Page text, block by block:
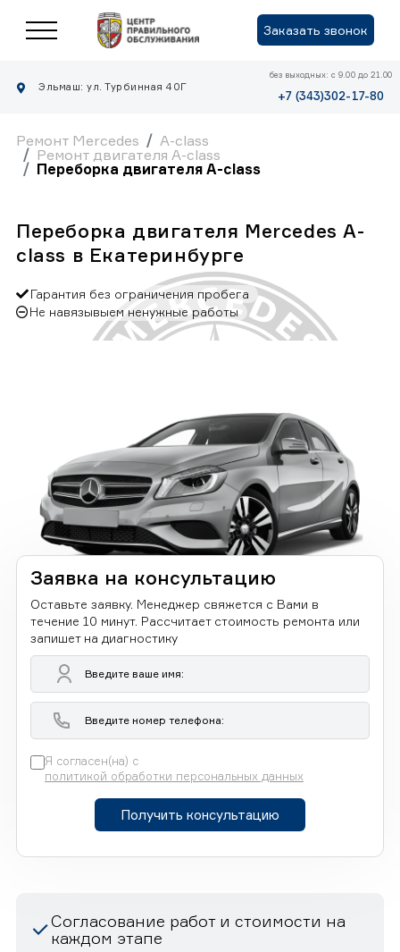
Заказать звонок
Эльмаш: ул. Турбинная 40Г
без выходных: с 9.00 до 21.00
+7 (343)302-17-80
Ремонт Mercedes
A-class
Ремонт двигателя A-class
Переборка двигателя A-class
Переборка двигателя Mercedes A-
class в Екатеринбурге
Гарантия без ограничения пробега
Не навязывыем ненужные работы
Заявка на консультацию
Оставьте заявку. Менеджер свяжется с Вами в
течение 10 минут. Рассчитает стоимость ремонта или
запишет на диагностику
Я согласен(на) с
политикой обработки персональных данных
Получить консультацию
Согласование работ и стоимости на
каждом этапе